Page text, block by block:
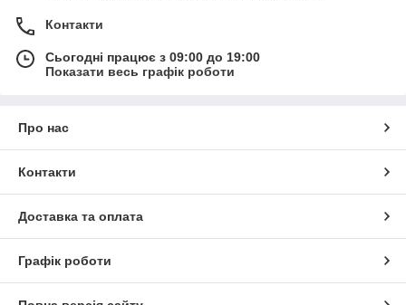
Контакти
Сьогодні працює з 09:00 до 19:00
Показати весь графік роботи
Про нас
Контакти
Доставка та оплата
Графік роботи